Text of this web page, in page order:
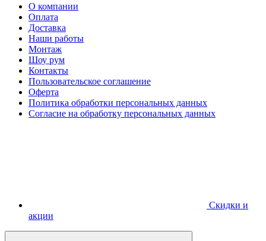
О компании
Оплата
Доставка
Наши работы
Монтаж
Шоу рум
Контакты
Пользовательское соглашение
Оферта
Политика обработки персональных данных
Согласие на обработку персональных данных
Скидки и
акции